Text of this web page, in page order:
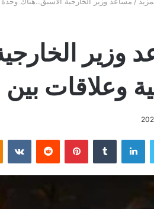
وزير
وعلاقات
تويتر لينكدإن بينتيريست